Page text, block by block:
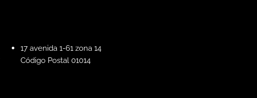
17 avenida 1-61 zona 14
Código Postal 01014